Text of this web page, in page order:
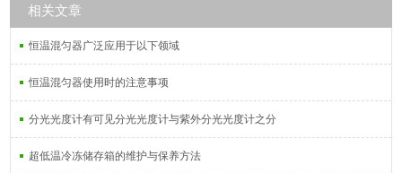
相关文章
恒温混匀器广泛应用于以下领域
恒温混匀器使用时的注意事项
分光光度计有可见分光光度计与紫外分光光度计之分
超低温冷冻储存箱的维护与保养方法